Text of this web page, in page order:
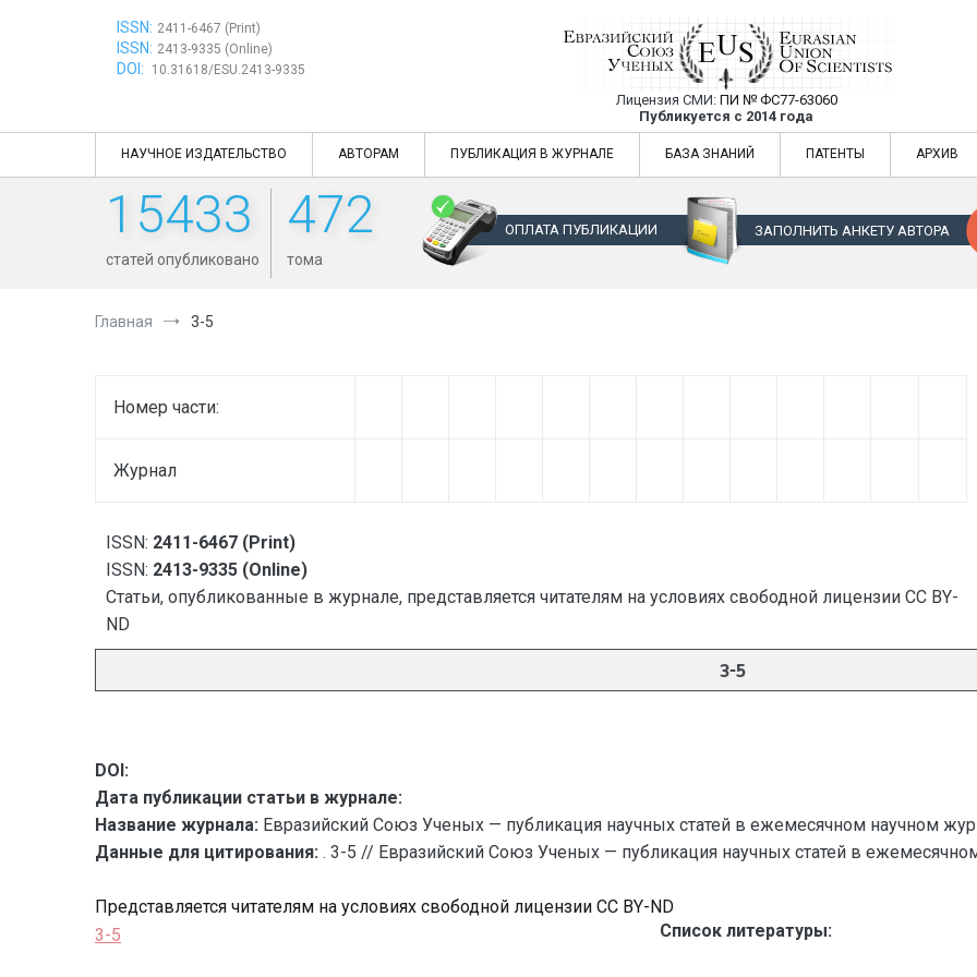
ISSN: 2411-6467 (Print)
ISSN: 2413-9335 (Online)
DOI: 10.31618/ESU.2413-9335
Евразийский Союз Ученых —
Лицензия СМИ: ПИ № ФС77-63060
Публикуется с 2014 года
Евразийский Союз Ученых — публикация научных статей в
НАУЧНОЕ ИЗДАТЕЛЬСТВО АВТОРАМ ПУБЛИКАЦИЯ В ЖУРНАЛЕ БАЗА ЗНАНИЙ ПАТЕНТЫ АРХИВ
15433
статей опубликовано
472
тома
ОПЛАТА ПУБЛИКАЦИИ ЗАПОЛНИТЬ АНКЕТУ АВТОРА
Главная 3-5
Номер части:
Журнал
ISSN: 2411-6467 (Print)
ISSN: 2413-9335 (Online)
Статьи, опубликованные в журнале, представляется читателям на условиях свободной лицензии CC BY-
ND
3-5
DOI:
Дата публикации статьи в журнале:
Название журнала: Евразийский Союз Ученых — публикация научных статей в ежемесячном научном
Данные для цитирования: . 3-5 // Евразийский Союз Ученых — публикация научных статей в
Представляется читателям на условиях свободной лицензии CC BY-ND
3-5
Список литературы: